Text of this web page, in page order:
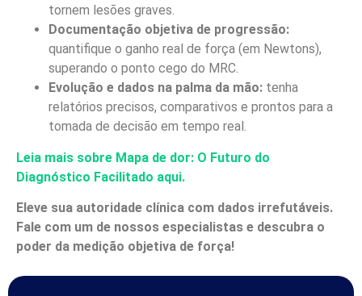
tornem lesões graves.
Documentação objetiva de progressão:
quantifique o ganho real de força (em Newtons),
superando o ponto cego do MRC.
Evolução e dados na palma da mão: tenha
relatórios precisos, comparativos e prontos para a
tomada de decisão em tempo real.
Leia mais sobre Mapa de dor: O Futuro do
Diagnóstico Facilitado aqui.
Eleve sua autoridade clínica com dados irrefutáveis.
Fale com um de nossos especialistas e descubra o
poder da medição objetiva de força!